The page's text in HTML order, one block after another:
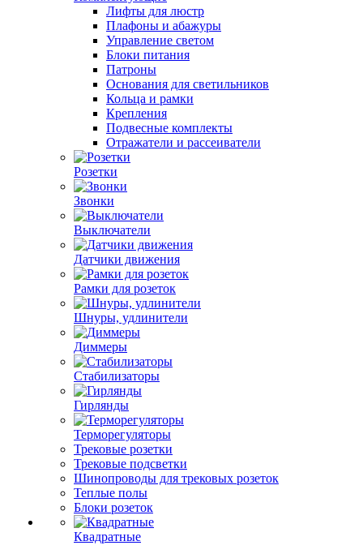
Лифты для люстр
Плафоны и абажуры
Управление светом
Блоки питания
Патроны
Основания для светильников
Кольца и рамки
Крепления
Подвесные комплекты
Отражатели и рассеиватели
Розетки
Звонки
Выключатели
Датчики движения
Рамки для розеток
Шнуры, удлинители
Диммеры
Стабилизаторы
Гирлянды
Терморегуляторы
Трековые розетки
Трековые подсветки
Шинопроводы для трековых розеток
Теплые полы
Блоки розеток
Квадратные